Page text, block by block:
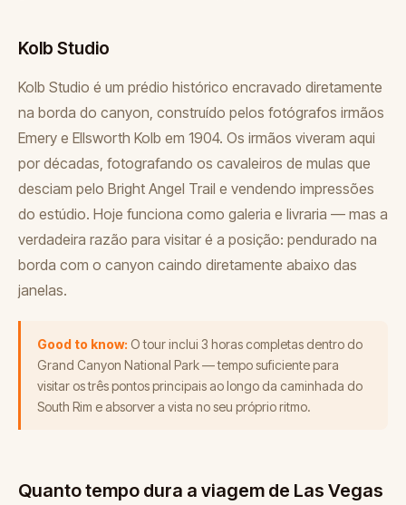
Kolb Studio
Kolb Studio é um prédio histórico encravado diretamente
na borda do canyon, construído pelos fotógrafos irmãos
Emery e Ellsworth Kolb em 1904. Os irmãos viveram aqui
por décadas, fotografando os cavaleiros de mulas que
desciam pelo Bright Angel Trail e vendendo impressões
do estúdio. Hoje funciona como galeria e livraria — mas a
verdadeira razão para visitar é a posição: pendurado na
borda com o canyon caindo diretamente abaixo das
janelas.
Good to know: O tour inclui 3 horas completas dentro do
Grand Canyon National Park — tempo suficiente para
visitar os três pontos principais ao longo da caminhada do
South Rim e absorver a vista no seu próprio ritmo.
Quanto tempo dura a viagem de Las Vegas